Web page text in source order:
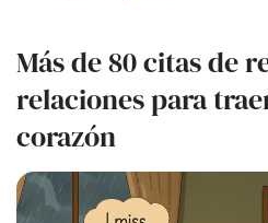
Más de 80 citas de
relaciones para
corazón